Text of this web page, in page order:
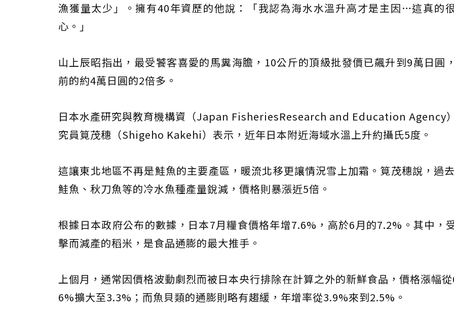
漁獲量太少」。擁有40年資歷的他說：「我認為海水水溫升高才是主因…這真的
心。」
山上辰昭指出，最受饕客喜愛的馬糞海膽，10公斤的頂級批發價已飆升到9萬日圓
前的約4萬日圓的2倍多。
日本水產研究與教育機構資（Japan FisheriesResearch and Education Agency
究員筧茂穗（Shigeho Kakehi）表示，近年日本附近海域水溫上升約攝氏5度。
這讓東北地區不再是鮭魚的主要產區，暖流北移更讓情況雪上加霜。筧茂穗說，過
鮭魚、秋刀魚等的冷水魚種產量銳減，價格則暴漲近5倍。
根據日本政府公布的數據，日本7月糧食價格年增7.6%，高於6月的7.2%。其中，
擊而減產的稻米，是食品通膨的最大推手。
上個月，通常因價格波動劇烈而被日本央行排除在計算之外的新鮮食品，價格漲幅
6%擴大至3.3%；而魚貝類的通膨則略有趨緩，年增率從3.9%來到2.5%。